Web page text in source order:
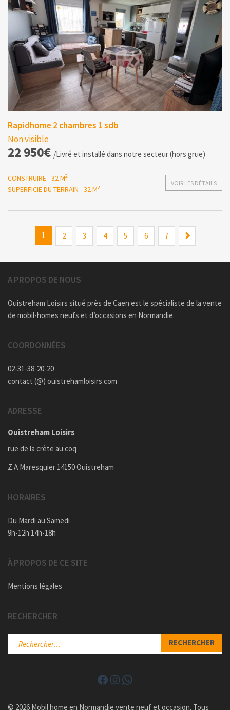
Rapidhome 2 chambres 1 sdb
Non visible
22 950€ /Livré et installé dans notre secteur (hors grue)
VOIR LES DÉTAILS
CONSTRUIRE - 32 M2
SUPERFICIE DU TERRAIN - 32 M2
1 2 3 4 5 6 7
A PROPOS DE NOUS
Ouistreham Loisirs situé près de Caen est le spécialiste de la vente
de mobil-homes neufs et d’occasions en Normandie.
COORDONNÉES
02-31-38-20-20
contact (@) ouistrehamloisirs.com
ADRESSE
Ouistreham Loisirs
rue de la crète au coq
Z.A Maresquier 14150 Ouistreham
HORAIRES
Du Mardi au Samedi
9h-12h 14h-18h
À PROPOS DE CE SITE
Mentions légales
RECHERCHER
Rechercher :
Facebook
Instagram
WhatsApp
© 2026 Mobil home en Normandie vente neuf et occasion. Tous